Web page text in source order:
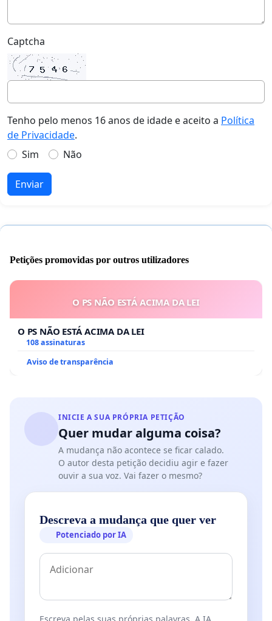
Captcha
Tenho pelo menos 16 anos de idade e aceito a Política
de Privacidade.
Sim
Não
Enviar
Petições promovidas por outros utilizadores
O PS NÃO ESTÁ ACIMA DA LEI
O PS NÃO ESTÁ ACIMA DA LEI
108 assinaturas
Aviso de transparência
INICIE A SUA PRÓPRIA PETIÇÃO
Quer mudar alguma coisa?
A mudança não acontece se ficar calado.
O autor desta petição decidiu agir e fazer
ouvir a sua voz. Vai fazer o mesmo?
Descreva a mudança que quer ver
Potenciado por IA